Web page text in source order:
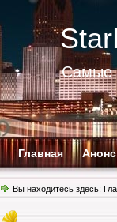
Самые
Главная
Вы находитесь здесь: